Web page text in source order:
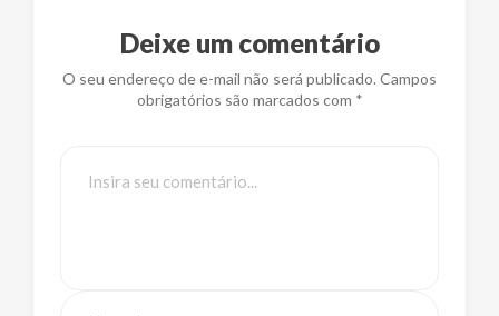
Deixe um comentário
O seu endereço de e-mail não será publicado. Campos
obrigatórios são marcados com *